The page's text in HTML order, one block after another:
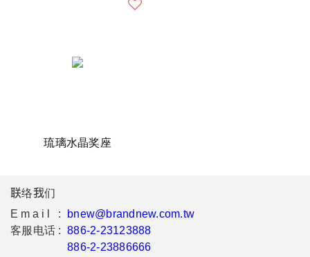
琉璃水晶奖座
联络我们
Email :
bnew@brandnew.com.tw
客服电话 : 886-2-23123888
886-2-23886666